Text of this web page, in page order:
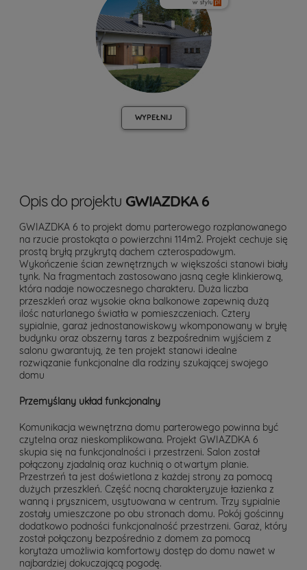
WYPEŁNIJ
Opis do projektu GWIAZDKA 6
GWIAZDKA 6 to projekt domu parterowego rozplanowanego
na rzucie prostokąta o powierzchni 114m2. Projekt cechuje się
prostą bryłą przykrytą dachem czterospadowym.
Wykończenie ścian zewnętrznych w większości stanowi biały
tynk. Na fragmentach zastosowano jasną cegłe klinkierową,
która nadaje nowoczesnego charakteru. Duża liczba
przeszkleń oraz wysokie okna balkonowe zapewnią dużą
ilośc naturlanego światła w pomieszczeniach. Cztery
sypialnie, garaż jednostanowiskowy wkomponowany w bryłę
budynku oraz obszerny taras z bezpośrednim wyjściem z
salonu gwarantują, że ten projekt stanowi idealne
rozwiązanie funkcjonalne dla rodziny szukającej swojego
domu
Przemyślany układ funkcjonalny
Komunikacja wewnętrzna domu parterowego powinna być
czytelna oraz nieskomplikowana. Projekt GWIAZDKA 6
skupia się na funkcjonalności i przestrzeni. Salon został
połączony zjadalnią oraz kuchnią o otwartym planie.
Przestrzeń ta jest doświetlona z każdej strony za pomocą
dużych przeszkleń. Część nocną charakteryzuje łazienka z
wanną i prysznicem, usytuowana w centrum. Trzy sypialnie
zostały umieszczone po obu stronach domu. Pokój gościnny
dodatkowo podności funkcjonalność przestrzeni. Garaż, który
został połączony bezpośrednio z domem za pomocą
korytaża umożliwia komfortowy dostęp do domu nawet w
najbardziej dokuczającą pogodę.